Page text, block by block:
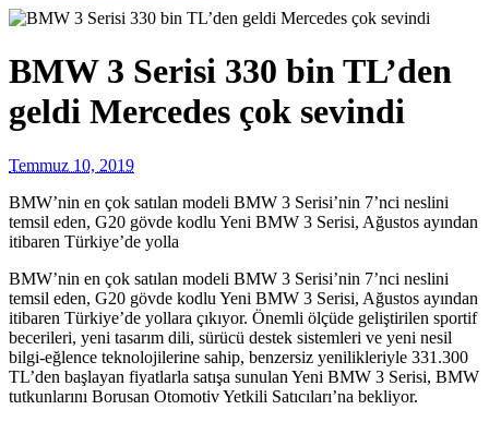
BMW 3 Serisi 330 bin TL’den
geldi Mercedes çok sevindi
Temmuz 10, 2019
BMW’nin en çok satılan modeli BMW 3 Serisi’nin 7’nci neslini
temsil eden, G20 gövde kodlu Yeni BMW 3 Serisi, Ağustos ayından
itibaren Türkiye’de yolla
BMW’nin en çok satılan modeli BMW 3 Serisi’nin 7’nci neslini
temsil eden, G20 gövde kodlu Yeni BMW 3 Serisi, Ağustos ayından
itibaren Türkiye’de yollara çıkıyor. Önemli ölçüde geliştirilen sportif
becerileri, yeni tasarım dili, sürücü destek sistemleri ve yeni nesil
bilgi-eğlence teknolojilerine sahip, benzersiz yenilikleriyle 331.300
TL’den başlayan fiyatlarla satışa sunulan Yeni BMW 3 Serisi, BMW
tutkunlarını Borusan Otomotiv Yetkili Satıcıları’na bekliyor.